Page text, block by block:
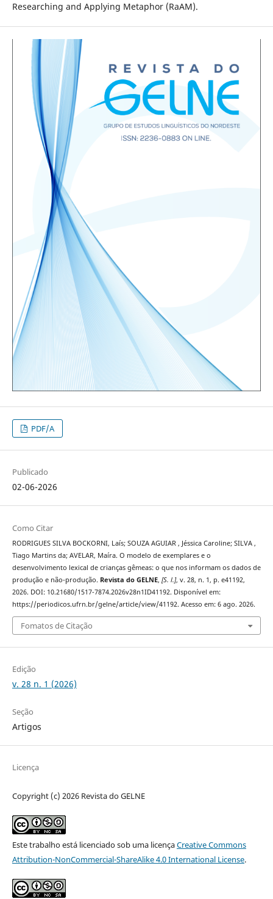
Researching and Applying Metaphor (RaAM).
PDF/A
Publicado
02-06-2026
Como Citar
RODRIGUES SILVA BOCKORNI, Laís; SOUZA AGUIAR , Jéssica Caroline; SILVA ,
Tiago Martins da; AVELAR, Maíra. O modelo de exemplares e o
desenvolvimento lexical de crianças gêmeas: o que nos informam os dados de
produção e não-produção. Revista do GELNE, [S. l.], v. 28, n. 1, p. e41192,
2026. DOI: 10.21680/1517-7874.2026v28n1ID41192. Disponível em:
https://periodicos.ufrn.br/gelne/article/view/41192. Acesso em: 6 ago. 2026.
Fomatos de Citação
Edição
v. 28 n. 1 (2026)
Seção
Artigos
Licença
Copyright (c) 2026 Revista do GELNE
Este trabalho está licenciado sob uma licençaCreative Commons
Attribution-NonCommercial-ShareAlike 4.0 International License.